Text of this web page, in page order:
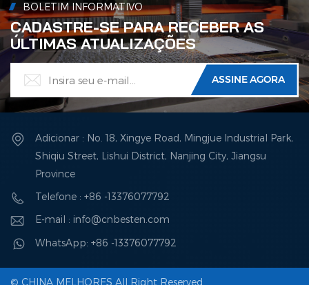
BOLETIM INFORMATIVO
CADASTRE-SE PARA RECEBER AS
ÚLTIMAS ATUALIZAÇÕES
Adicionar : No. 18, Xingye Road, Mingjue Industrial Park,
Shiqiu Street, Lishui District, Nanjing City, Jiangsu
Province
Telefone : +86 -13376077792
E-mail : info@cnbesten.com
WhatsApp: +86 -13376077792
© CHINA MELHORES All Right Reserved.